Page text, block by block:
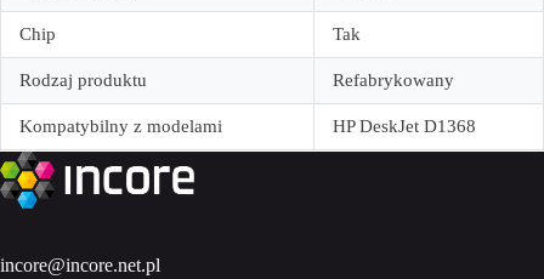
Chip Tak
Rodzaj produktu Refabrykowany
Kompatybilny z modelami HP DeskJet D1368
incore@incore.net.pl